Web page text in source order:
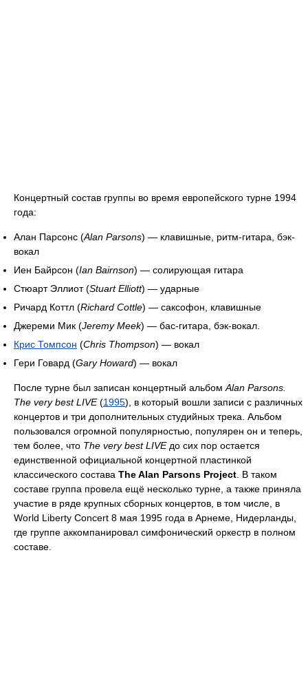
Концертный состав группы во время европейского турне 1994
года:
Алан Парсонс (Alan Parsons) — клавишные, ритм-гитара, бэк-
вокал
Иен Байрсон (Ian Bairnson) — солирующая гитара
Стюарт Эллиот (Stuart Elliott) — ударные
Ричард Коттл (Richard Cottle) — саксофон, клавишные
Джереми Мик (Jeremy Meek) — бас-гитара, бэк-вокал.
Крис Томпсон (Chris Thompson) — вокал
Гери Говард (Gary Howard) — вокал
После турне был записан концертный альбом Alan Parsons.
The very best LIVE(1995), в который вошли записи с различных
концертов и три дополнительных студийных трека. Альбом
пользовался огромной популярностью, популярен он и теперь,
тем более, что The very best LIVEдо сих пор остается
единственной официальной концертной пластинкой
классического состава The Alan Parsons Project . В таком
составе группа провела ещё несколько турне, а также приняла
участие в ряде крупных сборных концертов, в том числе, в
World Liberty Concert 8 мая 1995 года в Арнеме, Нидерланды,
где группе аккомпанировал симфонический оркестр в полном
составе.